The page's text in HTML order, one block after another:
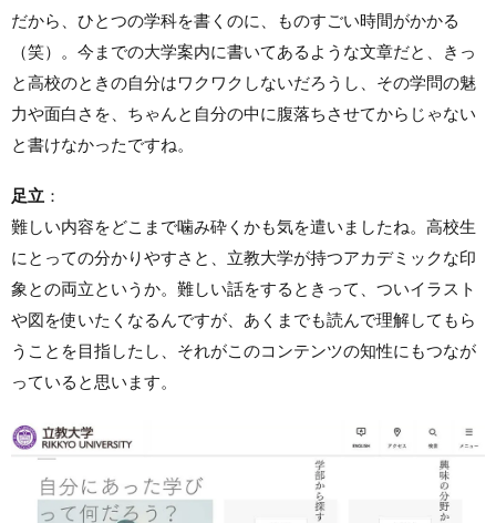
だから、ひとつの学科を書くのに、ものすごい時間がかかる
（笑）。今までの大学案内に書いてあるような文章だと、きっ
と高校のときの自分はワクワクしないだろうし、その学問の魅
力や面白さを、ちゃんと自分の中に腹落ちさせてからじゃない
と書けなかったですね。
足立 ：
難しい内容をどこまで噛み砕くかも気を遣いましたね。高校生
にとっての分かりやすさと、立教大学が持つアカデミックな印
象との両立というか。難しい話をするときって、ついイラスト
や図を使いたくなるんですが、あくまでも読んで理解してもら
うことを目指したし、それがこのコンテンツの知性にもつなが
っていると思います。